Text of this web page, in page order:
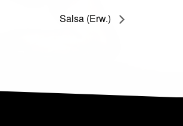
Salsa (Erw.)